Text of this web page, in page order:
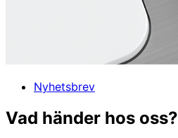
Nyhetsbrev
Vad händer hos oss?